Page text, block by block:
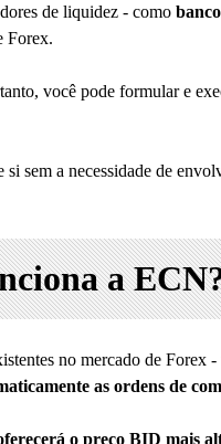
de liquidez - como
Forex.
você pode formular e
sem a necessidade de
a
no mercado de Forex -
as ordens de
o preço BID mais